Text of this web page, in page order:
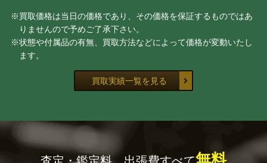
※買取価格は当日の価格であり、その価格を保証するものではあ
りませんので予めご了承下さい。
※状態や付属品の有無、買取方法などによって価格が変動いたし
ます。
買取実績一覧を見る